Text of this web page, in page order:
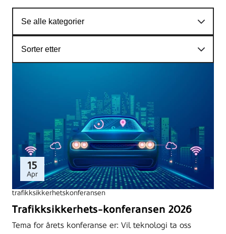
15
Apr
trafikksikkerhetskonferansen
Trafikksikkerhets-konferansen 2026
Tema for årets konferanse er: Vil teknologi ta oss